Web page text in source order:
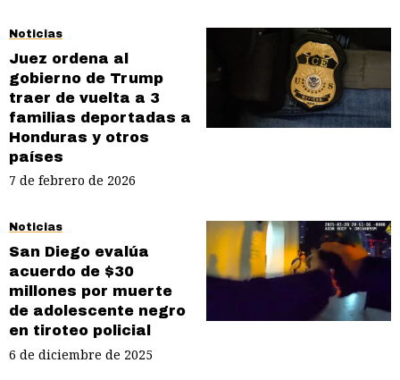
Noticias
Juez ordena al
gobierno de Trump
traer de vuelta a 3
familias deportadas a
Honduras y otros
países
7 de febrero de 2026
Noticias
San Diego evalúa
acuerdo de $30
millones por muerte
de adolescente negro
en tiroteo policial
6 de diciembre de 2025